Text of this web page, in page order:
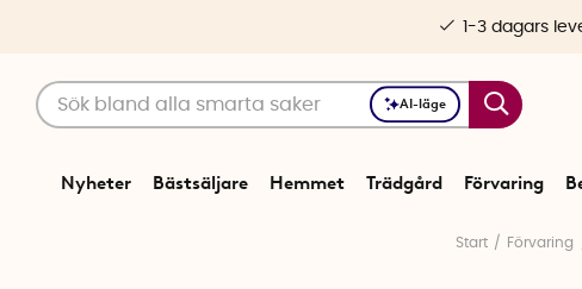
AI-läge
Nyheter Bästsäljare Hemmet Trädgård Förvaring
1-3 dagars
Start Förvaring